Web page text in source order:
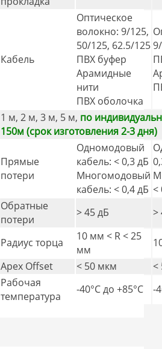
Кабель
Оптическое
волокно: 9/125,
50/125, 62.5/125
ПВХ буфер
Арамидные
нити
ПВХ оболочка
1 м, 2 м, 3 м, 5 м, по
150м (срок изготовления 2-3 дня)
Прямые
потери
Одномодовый
кабель: < 0,3 дБ
Многомодовый
кабель: < 0,4 дБ <
Обратные
потери
> 45 дБ >
Радиус торца
10 мм < R < 25
мм
Apex Offset
< 50 мкм
<
Рабочая
температура
-40°C дo +85°C -